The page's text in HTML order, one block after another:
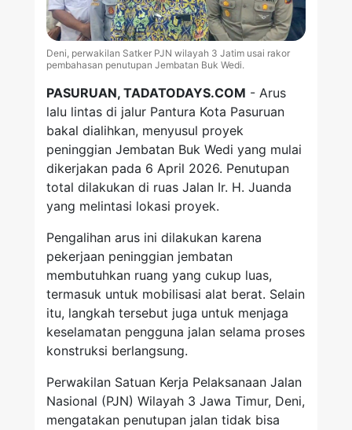
Deni, perwakilan Satker PJN wilayah 3 Jatim usai rakor
pembahasan penutupan Jembatan Buk Wedi.
PASURUAN, TADATODAYS.COM - Arus
lalu lintas di jalur Pantura Kota Pasuruan
bakal dialihkan, menyusul proyek
peninggian Jembatan Buk Wedi yang mulai
dikerjakan pada 6 April 2026. Penutupan
total dilakukan di ruas Jalan Ir. H. Juanda
yang melintasi lokasi proyek.
Pengalihan arus ini dilakukan karena
pekerjaan peninggian jembatan
membutuhkan ruang yang cukup luas,
termasuk untuk mobilisasi alat berat. Selain
itu, langkah tersebut juga untuk menjaga
keselamatan pengguna jalan selama proses
konstruksi berlangsung.
Perwakilan Satuan Kerja Pelaksanaan Jalan
Nasional (PJN) Wilayah 3 Jawa Timur, Deni,
mengatakan penutupan jalan tidak bisa